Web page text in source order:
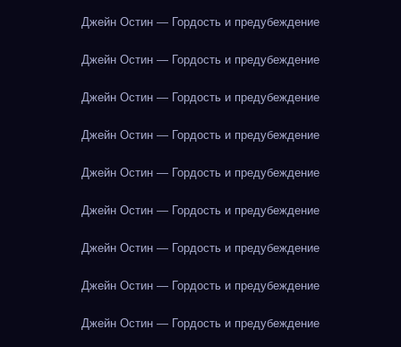
Джейн Остин — Гордость и предубеждение
Джейн Остин — Гордость и предубеждение
Джейн Остин — Гордость и предубеждение
Джейн Остин — Гордость и предубеждение
Джейн Остин — Гордость и предубеждение
Джейн Остин — Гордость и предубеждение
Джейн Остин — Гордость и предубеждение
Джейн Остин — Гордость и предубеждение
Джейн Остин — Гордость и предубеждение